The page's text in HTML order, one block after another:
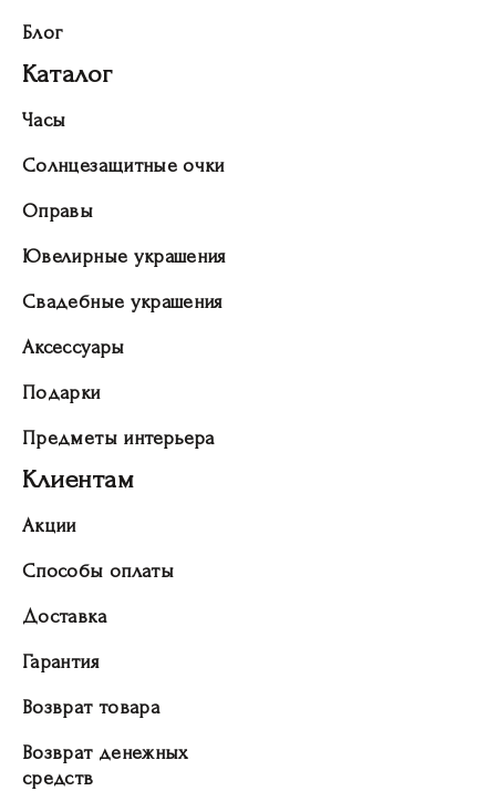
Блог
Каталог
Часы
Солнцезащитные очки
Оправы
Ювелирные украшения
Свадебные украшения
Аксессуары
Подарки
Предметы интерьера
Клиентам
Акции
Способы оплаты
Доставка
Гарантия
Возврат товара
Возврат денежных
средств